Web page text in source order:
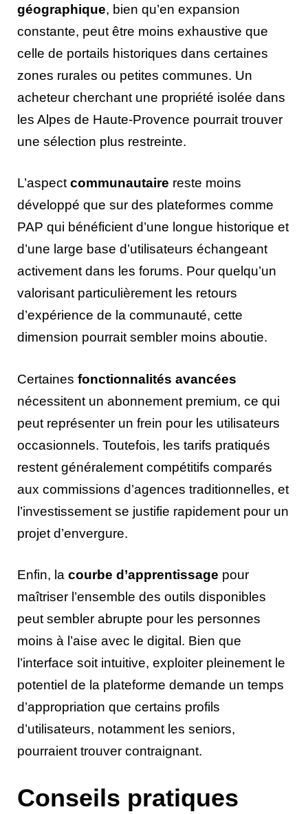
géographique, bien qu’en expansion
constante, peut être moins exhaustive que
celle de portails historiques dans certaines
zones rurales ou petites communes. Un
acheteur cherchant une propriété isolée dans
les Alpes de Haute-Provence pourrait trouver
une sélection plus restreinte.
L’aspectcommunautaire reste moins
développé que sur des plateformes comme
PAP qui bénéficient d’une longue historique et
d’une large base d’utilisateurs échangeant
activement dans les forums. Pour quelqu’un
valorisant particulièrement les retours
d’expérience de la communauté, cette
dimension pourrait sembler moins aboutie.
Certaines fonctionnalités avancées
nécessitent un abonnement premium, ce qui
peut représenter un frein pour les utilisateurs
occasionnels. Toutefois, les tarifs pratiqués
restent généralement compétitifs comparés
aux commissions d’agences traditionnelles, et
l’investissement se justifie rapidement pour un
projet d’envergure.
Enfin, la courbe d’apprentissage pour
maîtriser l’ensemble des outils disponibles
peut sembler abrupte pour les personnes
moins à l’aise avec le digital. Bien que
l’interface soit intuitive, exploiter pleinement le
potentiel de la plateforme demande un temps
d’appropriation que certains profils
d’utilisateurs, notamment les seniors,
pourraient trouver contraignant.
Conseils pratiques